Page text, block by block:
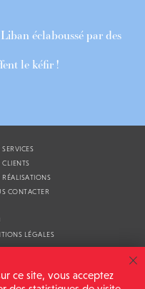
éclaboussé par des
le kéfir !
RÉALISATIONS
CONTACTER
LÉGALES
ce site, vous acceptez